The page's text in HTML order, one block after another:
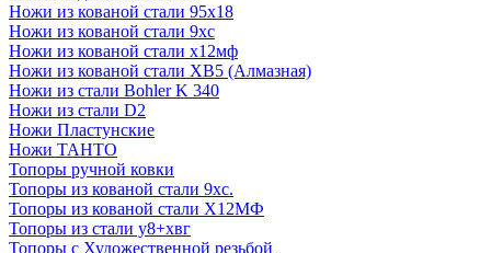
Ножи из кованой стали 95х18
Ножи из кованой стали 9хс
Ножи из кованой стали х12мф
Ножи из кованой стали ХВ5 (Алмазная)
Ножи из стали Bohler K 340
Ножи из стали D2
Ножи Пластунские
Ножи ТАНТО
Топоры ручной ковки
Топоры из кованой стали 9хс.
Топоры из кованой стали Х12МФ
Топоры из стали у8+хвг
Топоры с Художественной резьбой